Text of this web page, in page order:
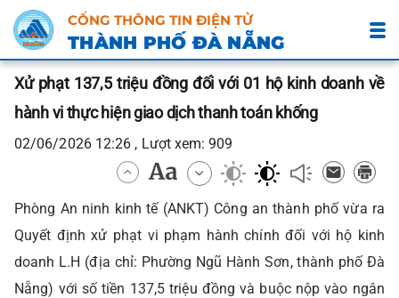
CỔNG THÔNG TIN ĐIỆN TỬ
THÀNH PHỐ ĐÀ NẴNG
Xử phạt 137,5 triệu đồng đối với 01 hộ kinh doanh về
hành vi thực hiện giao dịch thanh toán khống
02/06/2026 12:26 , Lượt xem: 909
Phòng An ninh kinh tế (ANKT) Công an thành phố vừa ra
Quyết định xử phạt vi phạm hành chính đối với hộ kinh
doanh L.H (địa chỉ: Phường Ngũ Hành Sơn, thành phố Đà
Nẵng) với số tiền 137,5 triệu đồng và buộc nộp vào ngân